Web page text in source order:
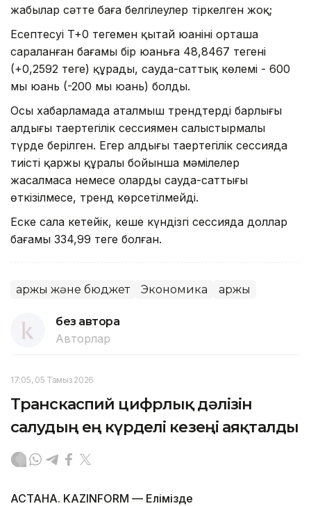
жабылар сәтте баға белгілеулер тіркелген жоқ;
Есептесуі T+0 теңгемен қытай юанінің орташа
сараланған бағамы бір юаньға 48,8467 теңгені
(+0,2592 теңге) құрады, сауда-саттық көлемі - 600
мың юань (-200 мың юань) болды.
Осы хабарламада аталмыш трендтердің барлығы
алдыңғы таңертеңгілік сессиямен салыстырмалы
түрде берілген. Егер алдыңғы таңертеңгілік сессияда
тиісті қаржы құралы бойынша мәмілелер
жасалмаса немесе олардың сауда-саттығы
өткізілмесе, тренд көрсетілмейді.
Еске сала кетейік, кеше күндізгі сессияда доллар
бағамы 334,99 теңге болған.
Қаржы және бюджет Экономика Қаржы
без автора
Авторлар
17:05, 05 Тамыз 2026
Транскаспий цифрлық дәлізін
салудың ең күрделі кезеңі аяқталды
АСТАНА. KAZINFORM — Елімізде